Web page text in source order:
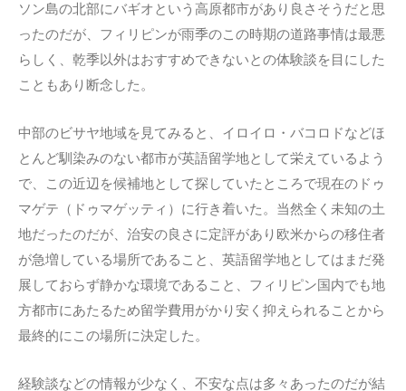
ソン島の北部にバギオという高原都市があり良さそうだと思
ったのだが、フィリピンが雨季のこの時期の道路事情は最悪
らしく、乾季以外はおすすめできないとの体験談を目にした
こともあり断念した。
中部のビサヤ地域を見てみると、イロイロ・バコロドなどほ
とんど馴染みのない都市が英語留学地として栄えているよう
で、この近辺を候補地として探していたところで現在のドゥ
マゲテ（ドゥマゲッティ）に行き着いた。当然全く未知の土
地だったのだが、治安の良さに定評があり欧米からの移住者
が急増している場所であること、英語留学地としてはまだ発
展しておらず静かな環境であること、フィリピン国内でも地
方都市にあたるため留学費用がかり安く抑えられることから
最終的にこの場所に決定した。
経験談などの情報が少なく、不安な点は多々あったのだが結